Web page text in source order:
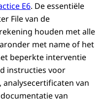
E6. De essentiële
Filevan de
houden met alle
met name of het
beperkte interventie
instructies voor
van
van